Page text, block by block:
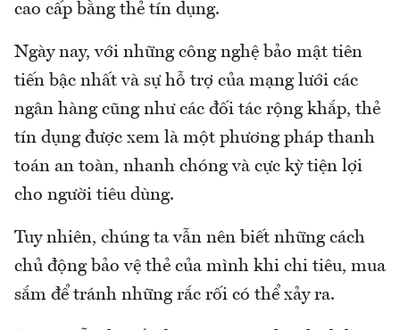
cao cấp bằng thẻ tín dụng.
Ngày nay, với những công nghệ bảo mật tiên
tiến bậc nhất và sự hỗ trợ của mạng lưới các
ngân hàng cũng như các đối tác rộng khắp, thẻ
tín dụng được xem là một phương pháp thanh
toán an toàn, nhanh chóng và cực kỳ tiện lợi
cho người tiêu dùng.
Tuy nhiên, chúng ta vẫn nên biết những cách
chủ động bảo vệ thẻ của mình khi chi tiêu, mua
sắm để tránh những rắc rối có thể xảy ra.